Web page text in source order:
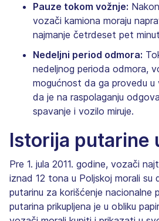
Pauze tokom vožnje:
vozači kamiona moraju
najmanje četrdeset pet
Nedeljni period odmora:
nedeljnog perioda odmora,
mogućnost da ga provedu u
da je na raspolaganju
spavanje i vozilo miruje.
Istorija putarine
Pre 1. jula 2011. godine, vozači
iznad 12 tona u Poljskoj morali su
putarinu za korišćenje nacionalne
putarina prikupljena je u obliku